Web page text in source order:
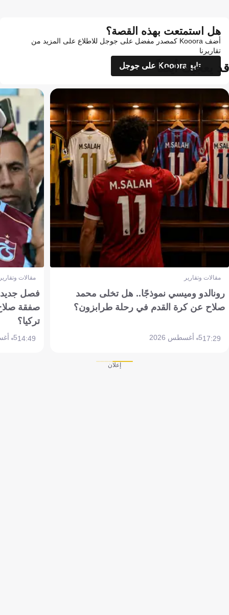
هل استمتعت بهذه القصة؟
أضف Kooora كمصدر مفضل على جوجل للاطلاع على المزيد من
تقاريرنا
تابع Kooora على جوجل
قد يعجبك أيضاً
مقالات وتقارير
رونالدو وميسي نموذجًا.. هل تخلى محمد
صلاح عن كرة القدم في رحلة طرابزون؟
17:295 أغسطس 2026
مقالات
فصل جديد
صفقة
تركيا؟
14:495 أغسطس 2026
إعلان